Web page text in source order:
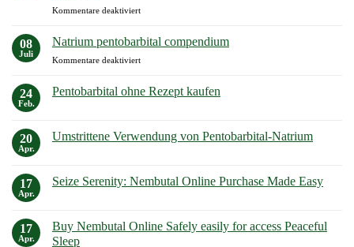
Leitfaden
den
und
Kauf
Kommentare deaktiviertfür
Pentobarbital
Tiermedizin:
Ein
Leitfaden
08
Juli
Natrium pentobarbital compendium
Kommentare deaktiviertfür
pentobarbital
compendium
24
Feb.
Pentobarbital ohne Rezept kaufen
Pentobarbital
20
Apr.
Umstrittene Verwendung von Pentobarbital-Natrium
Umstrittene
Natrium
17
Apr.
Seize Serenity: Nembutal Online Purchase Made Easy
Seize
Serenity:
17
Apr.
Buy Nembutal Online Safely easily for access Peaceful
Sleep